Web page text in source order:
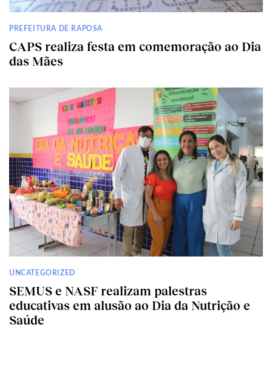
PREFEITURA DE RAPOSA
CAPS realiza festa em comemoração ao Dia
das Mães
UNCATEGORIZED
SEMUS e NASF realizam palestras
educativas em alusão ao Dia da Nutrição e
Saúde